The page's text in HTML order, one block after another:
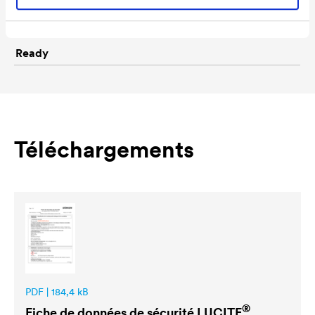
9990 Gris Anthracite
Ready
Téléchargements
PDF | 184,4 kB
®